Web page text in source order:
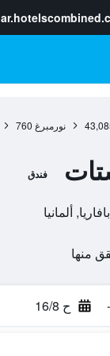
نورمبرغ 760
فندق
- ح 16/8